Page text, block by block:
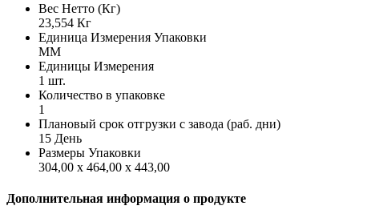
Вес Нетто (Кг)
23,554 Кг
Единица Измерения Упаковки
MM
Единицы Измерения
1 шт.
Количество в упаковке
1
Плановый срок отгрузки с завода (раб. дни)
15 День
Размеры Упаковки
304,00 x 464,00 x 443,00
Дополнительная информация о продукте